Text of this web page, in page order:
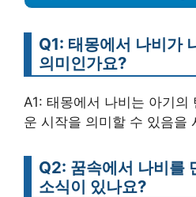
Q1: 태몽에서 나비가
의미인가요?
A1: 태몽에서 나비는 아기의
운 시작을 의미할 수 있음을
Q2: 꿈속에서 나비를
소식이 있나요?